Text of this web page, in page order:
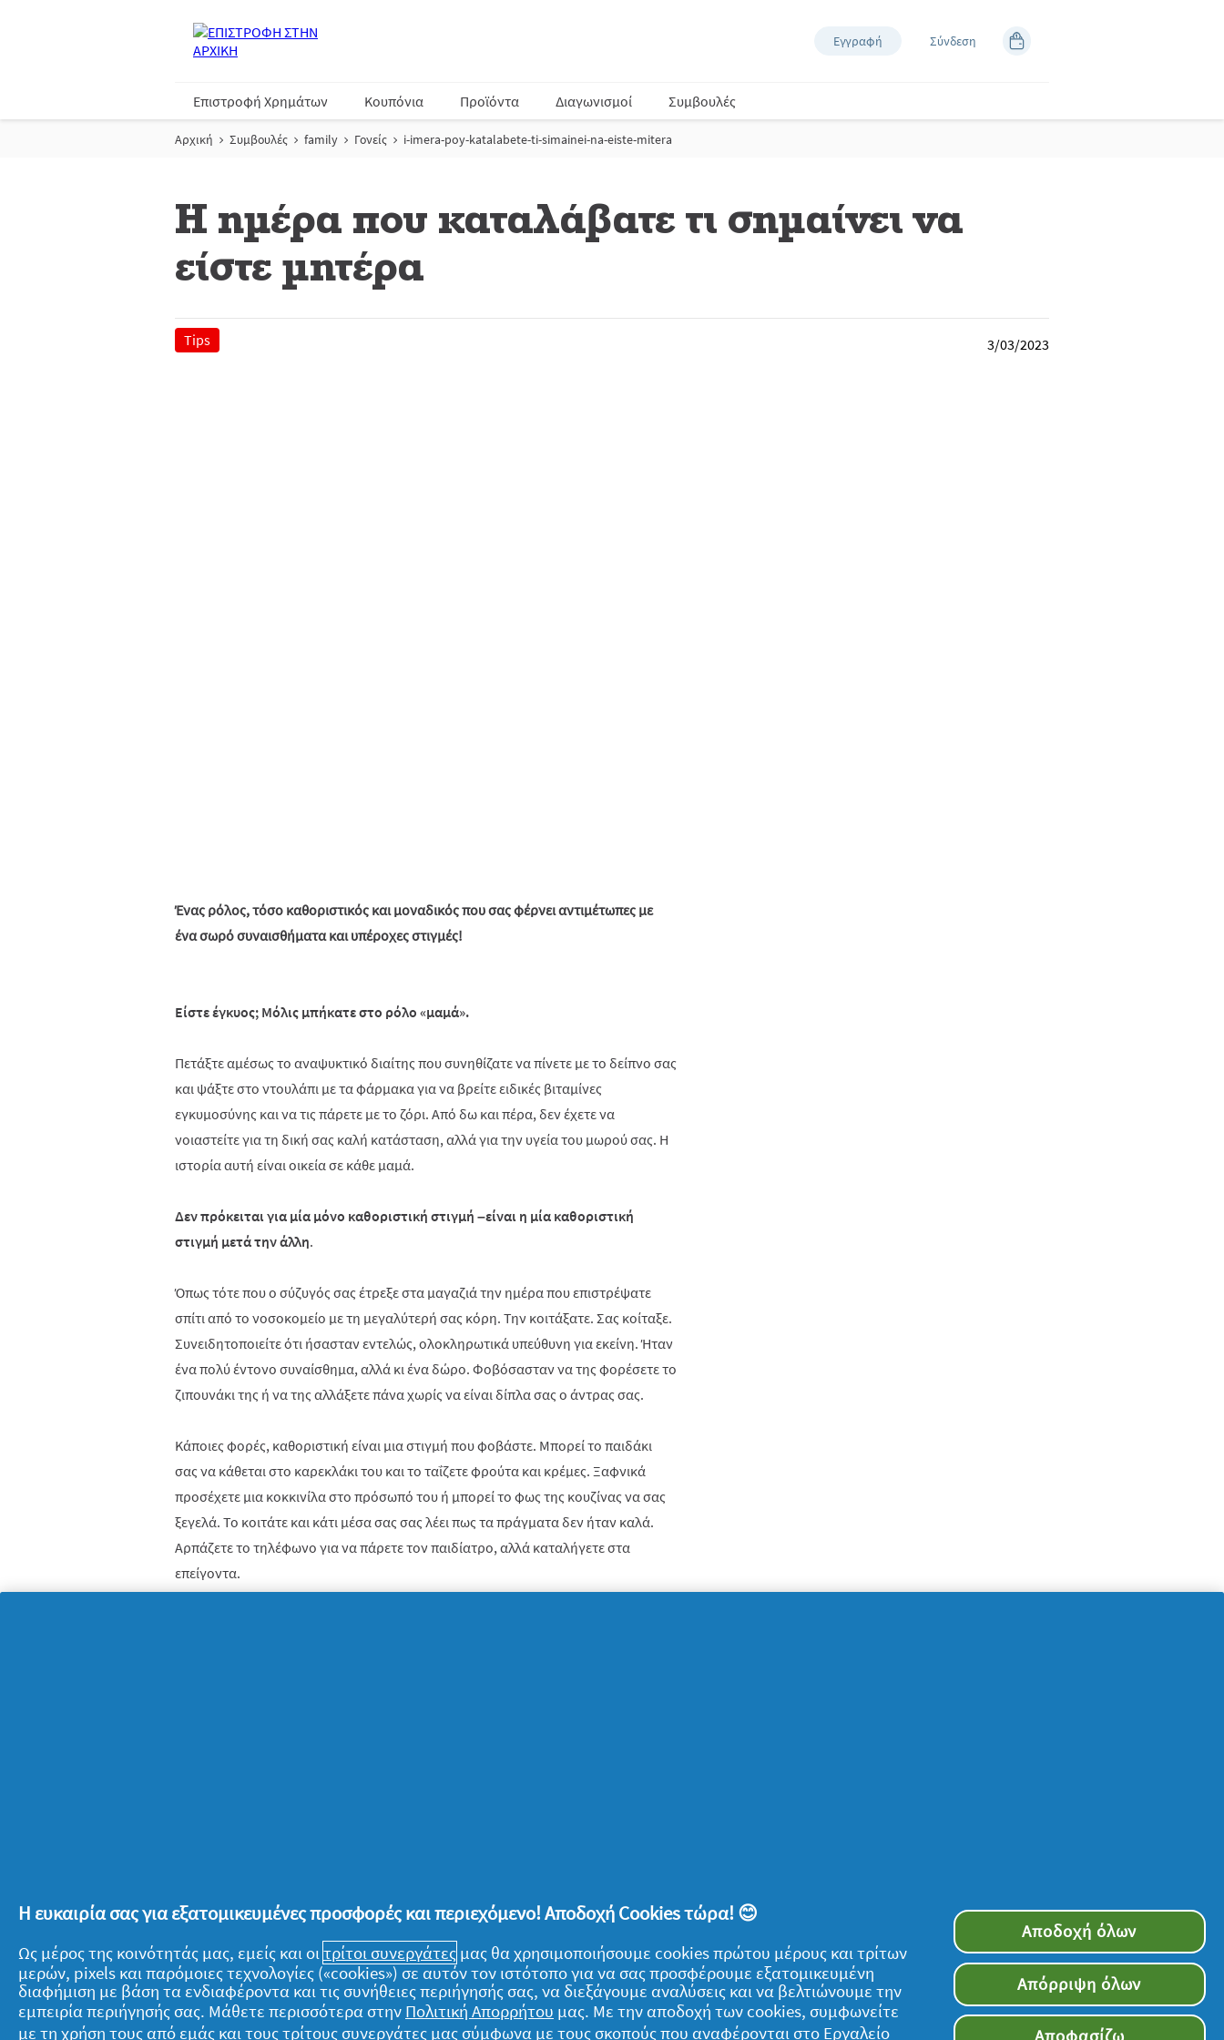
Εγγραφή Σύνδεση
Επιστροφή Χρημάτων Κουπόνια Προϊόντα Διαγωνισμοί Συμβουλές
Αρχική Συμβουλές family Γονείς i-imera-poy-katalabete-ti-simainei-na-eiste-mitera
Η ημέρα που καταλάβατε τι σημαίνει να
είστε μητέρα
Tips 3/03/2023
Ένας ρόλος, τόσο καθοριστικός και μοναδικός που σας φέρνει αντιμέτωπες με
ένα σωρό συναισθήματα και υπέροχες στιγμές!
Είστε έγκυος; Μόλις μπήκατε στο ρόλο «μαμά».
Πετάξτε αμέσως το αναψυκτικό διαίτης που συνηθίζατε να πίνετε με το δείπνο σας
και ψάξτε στο ντουλάπι με τα φάρμακα για να βρείτε ειδικές βιταμίνες
εγκυμοσύνης και να τις πάρετε με το ζόρι. Από δω και πέρα, δεν έχετε να
νοιαστείτε για τη δική σας καλή κατάσταση, αλλά για την υγεία του μωρού σας. Η
ιστορία αυτή είναι οικεία σε κάθε μαμά.
Δεν πρόκειται για μία μόνο καθοριστική στιγμή –είναι η μία καθοριστική
στιγμή μετά την άλλη.
Όπως τότε που ο σύζυγός σας έτρεξε στα μαγαζιά την ημέρα που επιστρέψατε
σπίτι από το νοσοκομείο με τη μεγαλύτερή σας κόρη. Την κοιτάξατε. Σας κοίταξε.
Συνειδητοποιείτε ότι ήσασταν εντελώς, ολοκληρωτικά υπεύθυνη για εκείνη. Ήταν
ένα πολύ έντονο συναίσθημα, αλλά κι ένα δώρο. Φοβόσασταν να της φορέσετε το
ζιπουνάκι της ή να της αλλάξετε πάνα χωρίς να είναι δίπλα σας ο άντρας σας.
Κάποιες φορές, καθοριστική είναι μια στιγμή που φοβάστε. Μπορεί το παιδάκι
σας να κάθεται στο καρεκλάκι του και το ταΐζετε φρούτα και κρέμες. Ξαφνικά
προσέχετε μια κοκκινίλα στο πρόσωπό του ή μπορεί το φως της κουζίνας να σας
ξεγελά. Το κοιτάτε και κάτι μέσα σας σας λέει πως τα πράγματα δεν ήταν καλά.
Αρπάζετε το τηλέφωνο για να πάρετε τον παιδίατρο, αλλά καταλήγετε στα
επείγοντα.
μητρική στιγμή. Κάθε μέρα φέρνει νέες εμπειρίες, νέες προκλήσεις – και νέες
Η ευκαιρία σας για εξατομικευμένες προσφορές και περιεχόμενο! Αποδοχή Cookies τώρα! 😊
Ως μέρος της κοινότητάς μας, εμείς και οι τρίτοι συνεργάτες μας θα χρησιμοποιήσουμε cookies πρώτου μέρους και τρίτων
μερών, pixels και παρόμοιες τεχνολογίες («cookies») σε αυτόν τον ιστότοπο για να σας προσφέρουμε εξατομικευμένη
διαφήμιση με βάση τα ενδιαφέροντα και τις συνήθειες περιήγησής σας, να διεξάγουμε αναλύσεις και να βελτιώνουμε την
εμπειρία περιήγησής σας. Μάθετε περισσότερα στην Πολιτική Απορρήτου μας. Με την αποδοχή των cookies, συμφωνείτε
με τη χρήση τους από εμάς και τους τρίτους συνεργάτες μας σύμφωνα με τους σκοπούς που αναφέρονται στο Εργαλείο
Αποδοχή όλων
Απόρριψη όλων